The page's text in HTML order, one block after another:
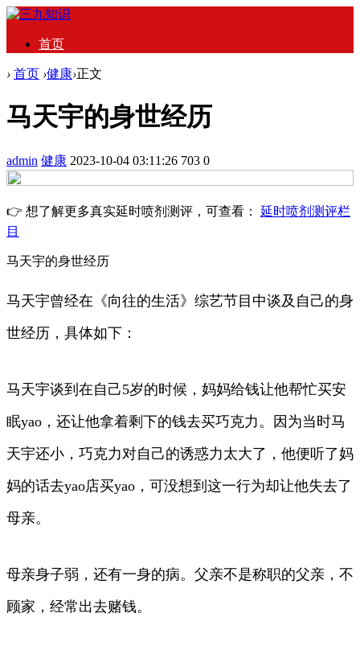
首页
› 首页 ›健康›正文
马天宇的身世经历
admin 健康 2023-10-04 03:11:26 703 0
👉 想了解更多真实延时喷剂测评，可查看： 延时喷剂测评栏
目
马天宇的身世经历
马天宇曾经在《向往的生活》综艺节目中谈及自己的身
世经历，具体如下：
马天宇谈到在自己5岁的时候，妈妈给钱让他帮忙买安
眠yao，还让他拿着剩下的钱去买巧克力。因为当时马
天宇还小，巧克力对自己的诱惑力太大了，他便听了妈
妈的话去yao店买yao，可没想到这一行为却让他失去了
母亲。
母亲身子弱，还有一身的病。父亲不是称职的父亲，不
顾家，经常出去赌钱。